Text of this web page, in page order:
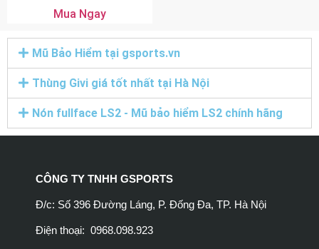
Mua Ngay
Mũ Bảo Hiểm tại gsports.vn
Thùng Givi giá tốt nhất tại Hà Nội
Nón fullface LS2 - Mũ bảo hiểm LS2 chính hãng
CÔNG TY TNHH GSPORTS
Đ/c: Số 396 Đường Láng, P. Đống Đa, TP. Hà Nội
Điện thoại: 0968.098.923